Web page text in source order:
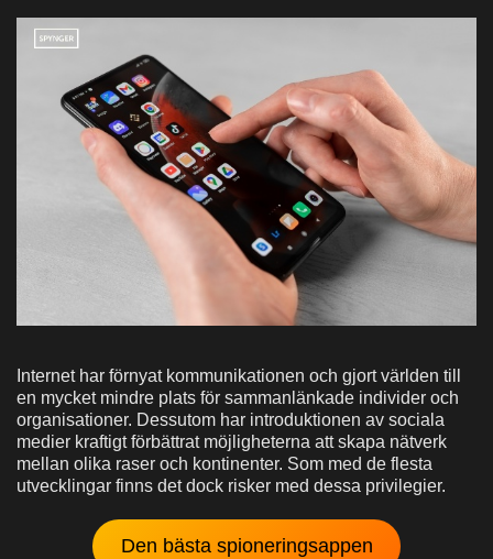
Internet har förnyat kommunikationen och gjort världen till
en mycket mindre plats för sammanlänkade individer och
organisationer. Dessutom har introduktionen av sociala
medier kraftigt förbättrat möjligheterna att skapa nätverk
mellan olika raser och kontinenter. Som med de flesta
utvecklingar finns det dock risker med dessa privilegier.
Den bästa spioneringsappen